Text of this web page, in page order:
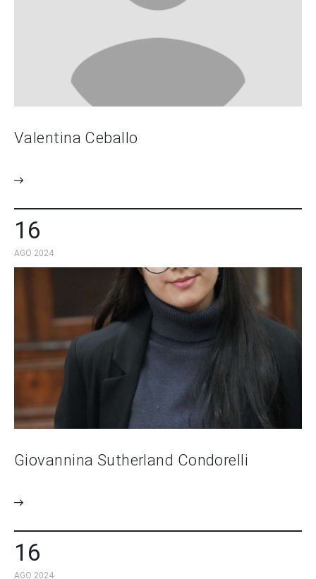
Valentina Ceballo
16
AGO 2024
Giovannina Sutherland Condorelli
16
AGO 2024